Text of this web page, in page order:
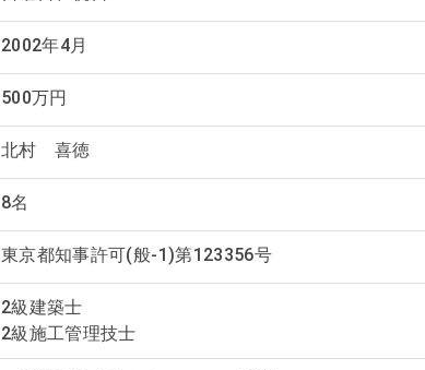
2002年4月
500万円
北村 喜徳
8名
東京都知事許可(般-1)第123356号
2級建築士
2級施工管理技士